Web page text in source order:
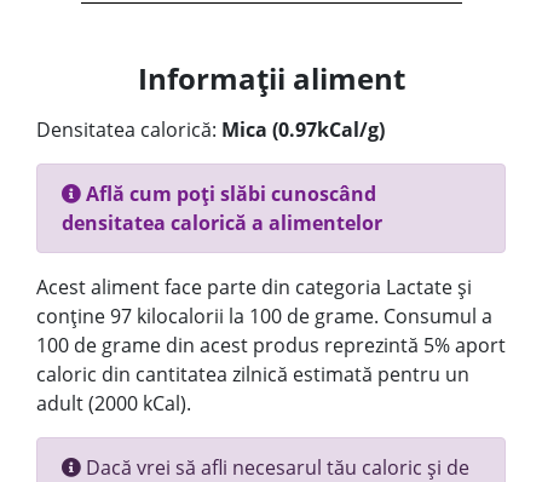
Informații aliment
Densitatea calorică: Mica (0.97kCal/g)
Află cum poți slăbi cunoscând
densitatea calorică a alimentelor
Acest aliment face parte din categoria Lactate și
conține 97 kilocalorii la 100 de grame. Consumul a
100 de grame din acest produs reprezintă 5% aport
caloric din cantitatea zilnică estimată pentru un
adult (2000 kCal).
Dacă vrei să afli necesarul tău caloric și de